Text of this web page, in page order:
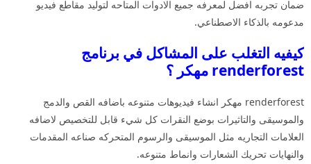
ضمان تجربه افضل لمعرفه جميع الادوات المتاحه لتوليد مقاطع فيديو
مدعومه بالذكاء الاصطناعي.
كيفيه التغلب على المشاكل في برنامج
renderforest مهكر ؟
renderforest مهكر انشاء فيديوهات متنوعه باضافه القص والدمج
والموسيقى والتاثيرات بوضع النقرات كل شيء قابل للتخصيص لاضافه
العلامات التجاريه مثل الموسيقى والرسوم المتحركه صناعه المقدمات
والنهايات تحريك الشعارات وانماط متنوعه.